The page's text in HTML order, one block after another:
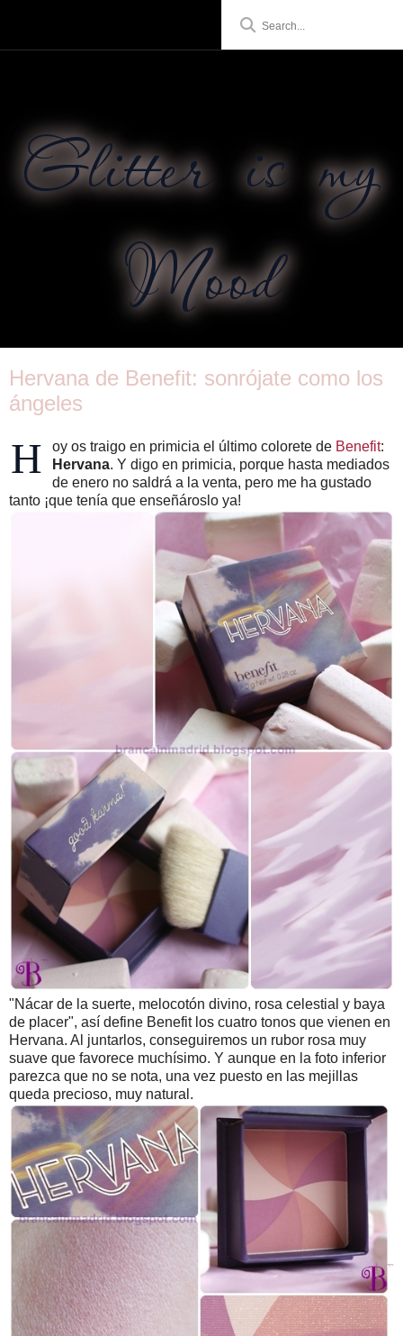
Glitter is my
Mood
Hervana de Benefit: sonrójate como los
ángeles
H oy os traigo en primicia el último colorete de Benefit:
Hervana. Y digo en primicia, porque hasta mediados
de enero no saldrá a la venta, pero me ha gustado
tanto ¡que tenía que enseñároslo ya!
"Nácar de la suerte, melocotón divino, rosa celestial y baya
de placer", así define Benefit los cuatro tonos que vienen en
Hervana. Al juntarlos, conseguiremos un rubor rosa muy
suave que favorece muchísimo. Y aunque en la foto inferior
parezca que no se nota, una vez puesto en las mejillas
queda precioso, muy natural.